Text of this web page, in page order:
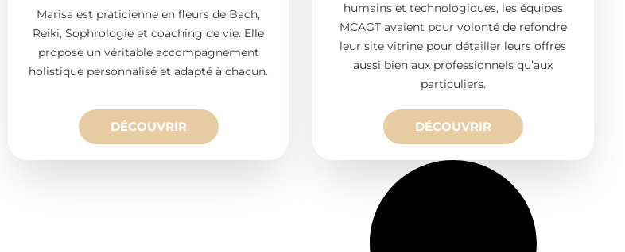
Marisa est praticienne en fleurs de Bach,
Reiki, Sophrologie et coaching de vie. Elle
propose un véritable accompagnement
holistique personnalisé et adapté à chacun.
DÉCOUVRIR
humains et technologiques, les équipes
MCAGT avaient pour volonté de refondre
leur site vitrine pour détailler leurs offres
aussi bien aux professionnels qu’aux
particuliers.
DÉCOUVRIR